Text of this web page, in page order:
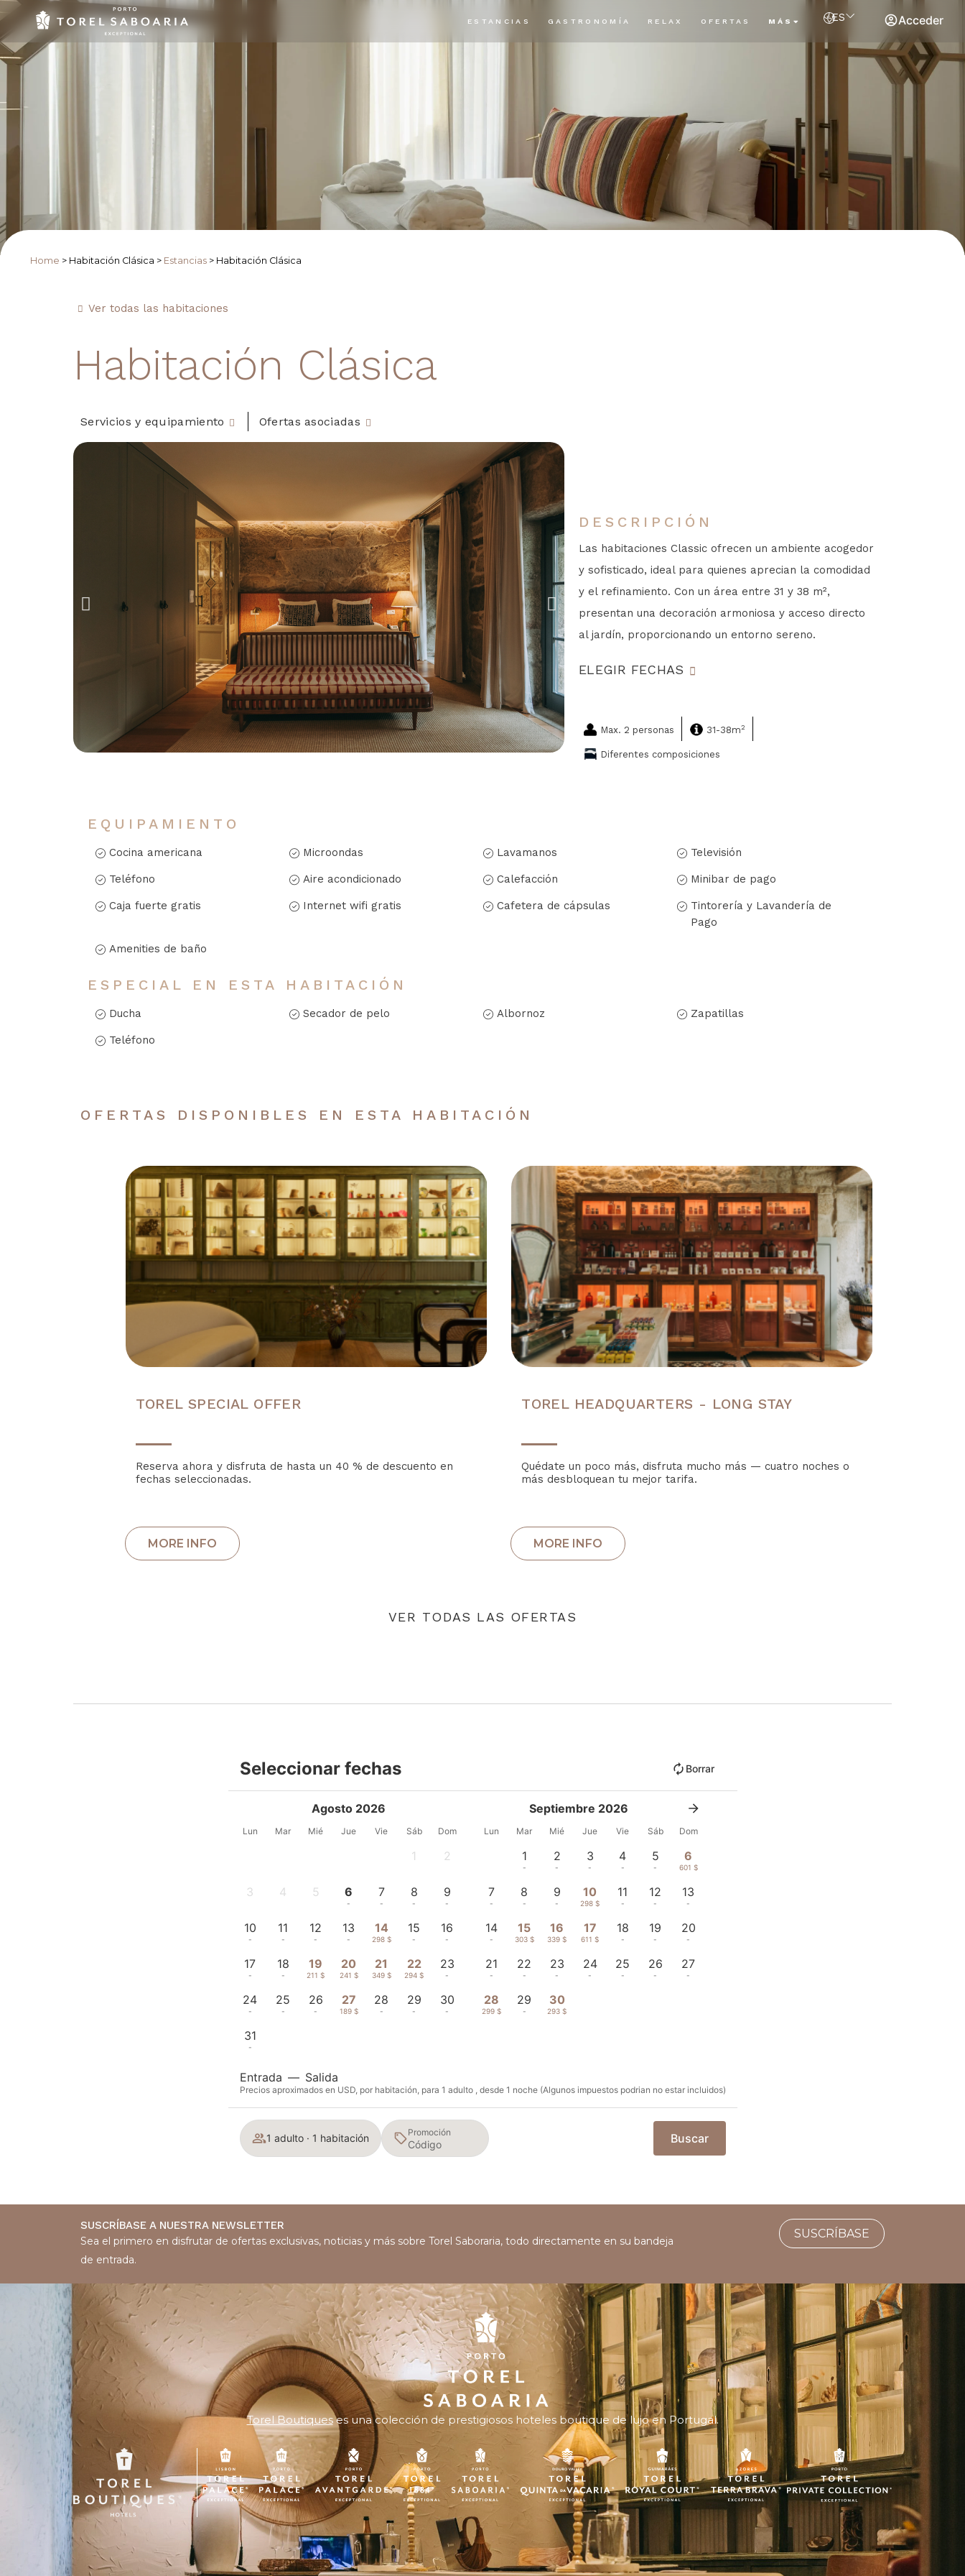
ESTANCIAS GASTRONOMÍA RELAX OFERTAS MÁS ES Acceder
Home > Habitación Clásica > Estancias > Habitación Clásica
Ver todas las habitaciones
Habitación Clásica
Servicios y equipamiento Ofertas asociadas
Max. 2 personas 31-38m2
Diferentes composiciones
DESCRIPCIÓN
Las habitaciones Classic ofrecen un ambiente acogedor
y sofisticado, ideal para quienes aprecian la comodidad
y el refinamiento. Con un área entre 31 y 38 m²,
presentan una decoración armoniosa y acceso directo
al jardín, proporcionando un entorno sereno.
ELEGIR FECHAS
EQUIPAMIENTO
Cocina americana Microondas Lavamanos Televisión
Teléfono Aire acondicionado Calefacción Minibar de pago
Caja fuerte gratis Internet wifi gratis Cafetera de cápsulas
Tintorería y Lavandería de
Pago
Amenities de baño
ESPECIAL EN ESTA HABITACIÓN
Ducha Secador de pelo Albornoz Zapatillas
Teléfono
OFERTAS DISPONIBLES EN ESTA HABITACIÓN
TOREL HEADQUARTERS - LONG STAY
Quédate un poco más, disfruta mucho más — cuatro noches o
más desbloquean tu mejor tarifa.
TOREL SPECIAL OFFER
Reserva ahora y disfruta de hasta un 40 % de descuento en
fechas seleccionadas.
VER TODAS LAS OFERTAS
Seleccionar fechas Borrar
Agosto 2026
Lun Mar Mié Jue Vie Sáb Dom
1 2
3 4 5 6
-
7
-
8
-
9
-
10
-
11
-
12
-
13
-
14
298 $
15
-
16
-
17
-
18
-
19
211 $
20
241 $
21
349 $
22
294 $
23
-
24
-
25
-
26
-
27
189 $
28
-
29
-
30
-
31
-
Septiembre 2026
Lun Mar Mié Jue Vie Sáb Dom
1
-
2
-
3
-
4
-
5
-
6
601 $
7
-
8
-
9
-
10
298 $
11
-
12
-
13
-
14
-
15
303 $
16
339 $
17
611 $
18
-
19
-
20
-
21
-
22
-
23
-
24
-
25
-
26
-
27
-
28
299 $
29
-
30
293 $
Entrada — Salida
Precios aproximados en USD, por habitación, para 1 adulto , desde 1 noche (Algunos impuestos podrian no estar incluidos)
1 adulto · 1 habitación Promoción Buscar
SUSCRÍBASE A NUESTRA NEWSLETTER
Sea el primero en disfrutar de ofertas exclusivas, noticias y más sobre Torel Saboraria, todo directamente en su bandeja
de entrada.
SUSCRÍBASE
Torel Boutiqueses una colección de prestigiosos hoteles boutique de lujo en Portugal.